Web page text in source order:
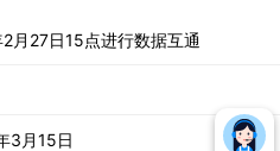
月27日15点进行数据互通
3月15日